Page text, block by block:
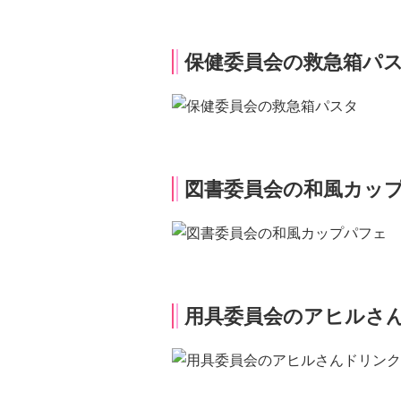
保健委員会の救急箱パ
図書委員会の和風カッ
用具委員会のアヒルさ